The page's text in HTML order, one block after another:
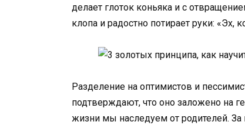
делает глоток коньяка и с
клопа и радостно потирает руки: «Эх,
Разделение на оптимистов и
подтверждают, что оно заложено на
жизни мы наследуем от родителей. За